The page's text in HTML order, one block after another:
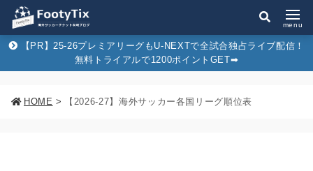
menu
【PR】25-26プレミアリーグもU-NEXTで全試合独占ライブ配信！
無料トライアルで1200ポイントGET➡︎
HOME > 【2026-27】海外サッカー各国リーグ順位表